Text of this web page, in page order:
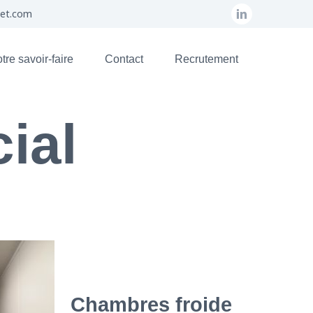
savoir-faire Contact Recrutement
Chambres froide